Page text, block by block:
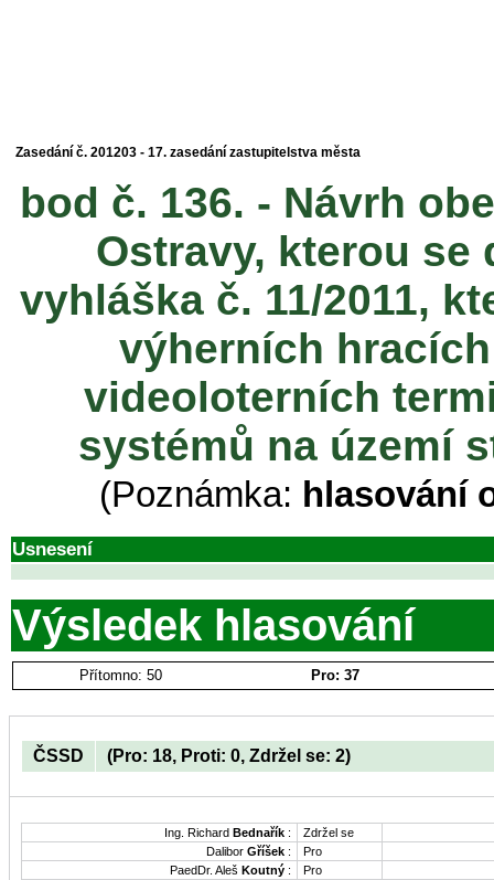
Zasedání č. 201203 - 17. zasedání zastupitelstva města
bod č. 136. - Návrh
Ostravy, kterou se
vyhláška č. 11/2011,
výherních
videoloterních
systémů na území
(Poznámka: hlasování
Usnesení
Výsledek hlasování
Přítomno: 50 Pro: 37
ČSSD (Pro: 18, Proti: 0, Zdržel se: 2)
Ing. Richard Bednařík :
Zdržel se
Dalibor Gříšek :
Pro
PaedDr. Aleš Koutný :
Pro